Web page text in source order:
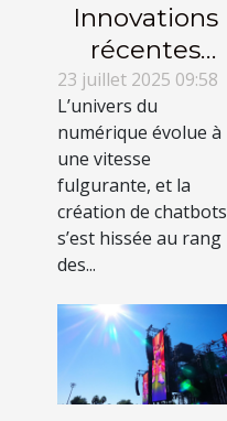
Innovations
récentes
dans la
technologie
pour créer un
chatbot
23 juillet 2025 09:58
L’univers du
numérique évolue à
une vitesse
fulgurante, et la
création de chatbots
s’est hissée au rang
des...